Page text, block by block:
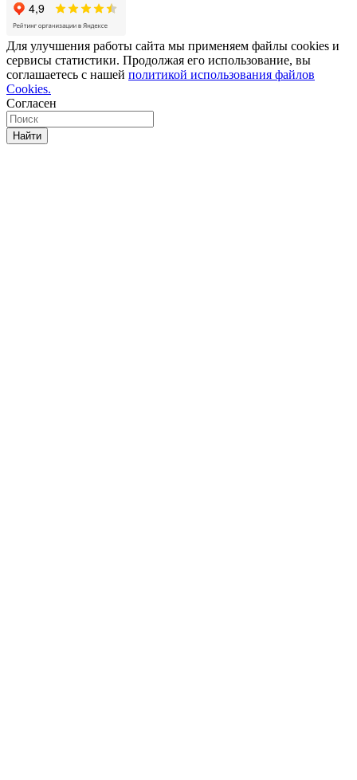
Для улучшения работы сайта мы применяем файлы cookies и
сервисы статистики. Продолжая его использование, вы
соглашаетесь с нашей политикой использования файлов
Cookies.
Согласен
Найти